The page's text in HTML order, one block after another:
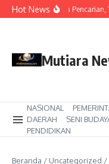
Lewati ke konten
Hot News
Hari Ketiga Pencarian,
Mutiara
NASIONAL
DAERAH
SENI
PENDIDIKAN
Beranda / Uncategorized /